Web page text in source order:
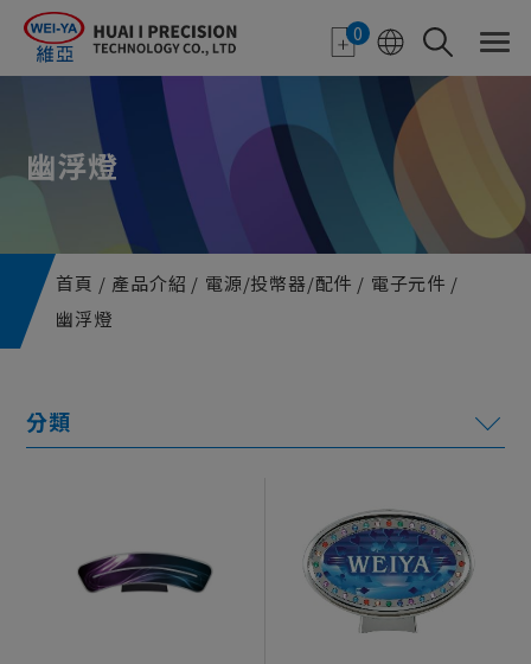
0
幽浮燈
首頁 產品介紹 電源/投幣器/配件
電子元件
幽浮燈
機台機構
Cookie管理面板